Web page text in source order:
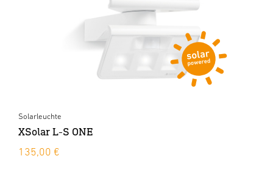
Solarleuchte
XSolar L-S ONE
135,00 €